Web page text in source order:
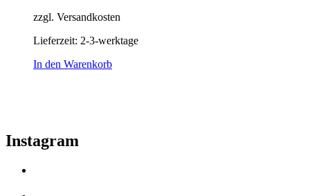
zzgl. Versandkosten
Lieferzeit: 2-3-werktage
In den Warenkorb
Instagram